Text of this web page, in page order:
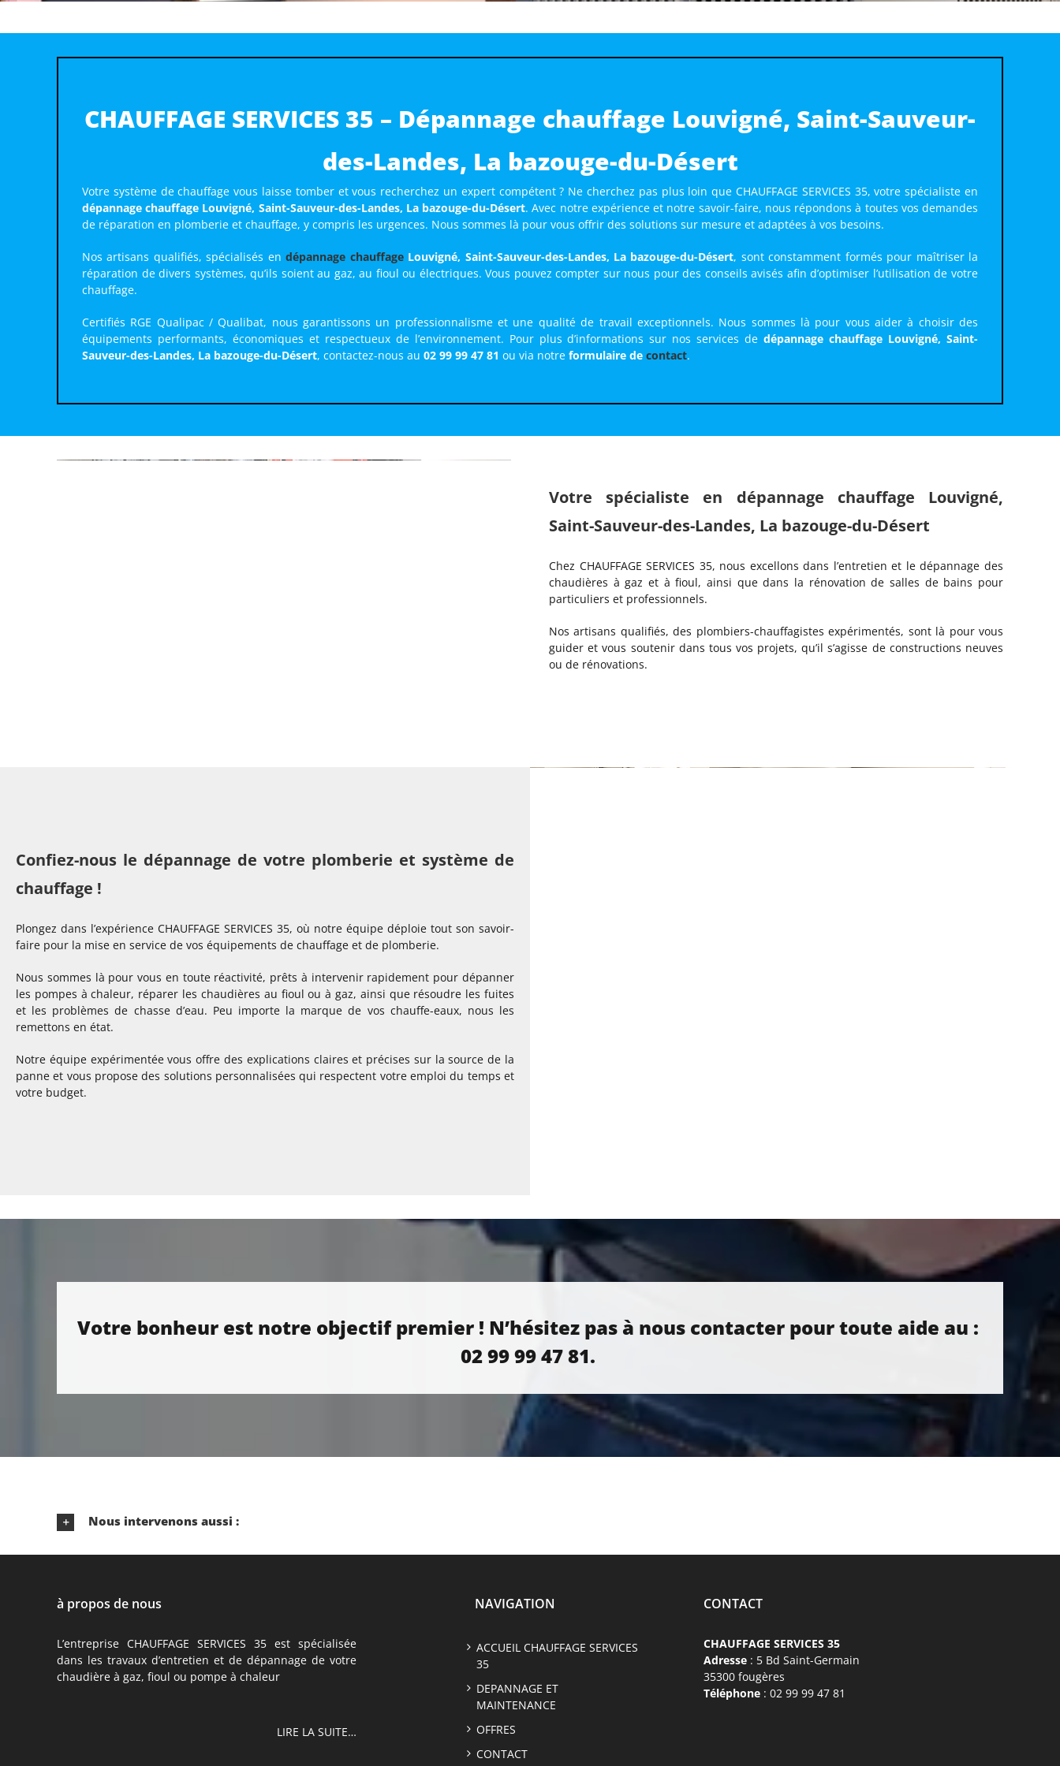
CHAUFFAGE SERVICES 35 – Dépannage chauffage Louvigné, Saint-Sauveur-
des-Landes, La bazouge-du-Désert
Votre système de chauffage vous laisse tomber et vous recherchez un expert compétent ? Ne cherchez pas plus loin que CHAUFFAGE SERVICES 35, votre spécialiste en
dépannage chauffage Louvigné, Saint-Sauveur-des-Landes, La bazouge-du-Désert. Avec notre expérience et notre savoir-faire, nous répondons à toutes vos demandes
de réparation en plomberie et chauffage, y compris les urgences. Nous sommes là pour vous offrir des solutions sur mesure et adaptées à vos besoins.
Nos artisans qualifiés, spécialisés endépannage chauffageLouvigné, Saint-Sauveur-des-Landes, La bazouge-du-Désert, sont constamment formés pour maîtriser la
réparation de divers systèmes, qu’ils soient au gaz, au fioul ou électriques. Vous pouvez compter sur nous pour des conseils avisés afin d’optimiser l’utilisation de votre
chauffage.
Certifiés RGE Qualipac / Qualibat, nous garantissons un professionnalisme et une qualité de travail exceptionnels. Nous sommes là pour vous aider à choisir des
équipements performants, économiques et respectueux de l’environnement. Pour plus d’informations sur nos services dedépannage chauffage Louvigné, Saint-
Sauveur-des-Landes, La bazouge-du-Désert, contactez-nous au 02 99 99 47 81 ou via notre formulaire de contact.
Votre spécialiste en dépannage chauffage Louvigné,
Saint-Sauveur-des-Landes, La bazouge-du-Désert
Chez CHAUFFAGE SERVICES 35, nous excellons dans l’entretien et le dépannage des
chaudières à gaz et à fioul, ainsi que dans la rénovation de salles de bains pour
particuliers et professionnels.
Nos artisans qualifiés, des plombiers-chauffagistes expérimentés, sont là pour vous
guider et vous soutenir dans tous vos projets, qu’il s’agisse de constructions neuves
ou de rénovations.
Confiez-nous le dépannage de votre plomberie et système de
chauffage !
Plongez dans l’expérience CHAUFFAGE SERVICES 35, où notre équipe déploie tout son savoir-
faire pour la mise en service de vos équipements de chauffage et de plomberie.
Nous sommes là pour vous en toute réactivité, prêts à intervenir rapidement pour dépanner
les pompes à chaleur, réparer les chaudières au fioul ou à gaz, ainsi que résoudre les fuites
et les problèmes de chasse d’eau. Peu importe la marque de vos chauffe-eaux, nous les
remettons en état.
Notre équipe expérimentée vous offre des explications claires et précises sur la source de la
panne et vous propose des solutions personnalisées qui respectent votre emploi du temps et
votre budget.
Votre bonheur est notre objectif premier ! N’hésitez pas à nous contacter pour toute aide au :
02 99 99 47 81.
Nous intervenons aussi :
à propos de nous
L’entreprise CHAUFFAGE SERVICES 35 est spécialisée
dans les travaux d’entretien et de dépannage de votre
chaudière à gaz, fioul ou pompe à chaleur
LIRE LA SUITE…
NAVIGATION
ACCUEIL CHAUFFAGE SERVICES
35
DEPANNAGE ET
MAINTENANCE
OFFRES
CONTACT
CONTACT
CHAUFFAGE SERVICES 35
Adresse : 5 Bd Saint-Germain
35300 fougères
Téléphone : 02 99 99 47 81